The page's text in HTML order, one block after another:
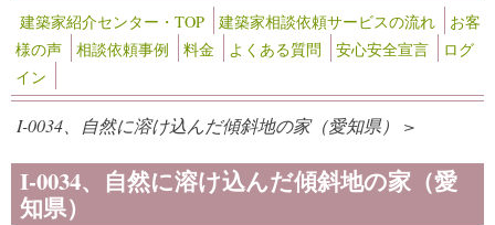
建築家紹介センター・TOP 建築家相談依頼サービスの流れ
お客
様の声
相談依頼事例 料金 よくある質問 安心安全宣言
ログ
イン
I-0034、自然に溶け込んだ傾斜地の家（愛知県） >
I-0034、自然に溶け込んだ傾斜地の家（愛
知県）